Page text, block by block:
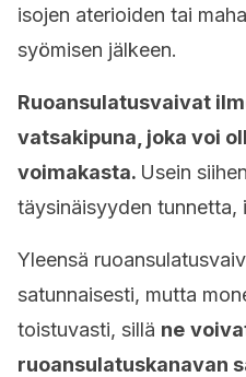
isojen aterioiden tai
syömisen jälkeen.
Ruoansulatusvaivat
vatsakipuna, joka voi
voimakasta. Usein
täysinäisyyden tunnetta,
Yleensä
satunnaisesti, mutta
toistuvasti, sillä ne
ruoansulatuskanavan